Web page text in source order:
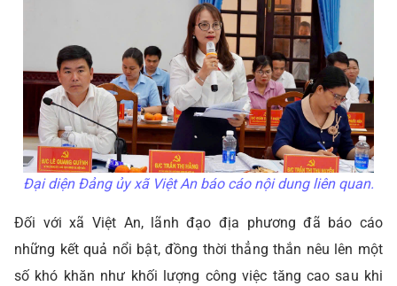
Đại diện Đảng ủy xã Việt An báo cáo nội dung liên quan.
Đối với xã Việt An, lãnh đạo địa phương đã báo cáo
những kết quả nổi bật, đồng thời thẳng thắn nêu lên một
số khó khăn như khối lượng công việc tăng cao sau khi